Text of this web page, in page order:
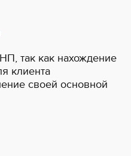
так как нахождение
клиента
своей основной